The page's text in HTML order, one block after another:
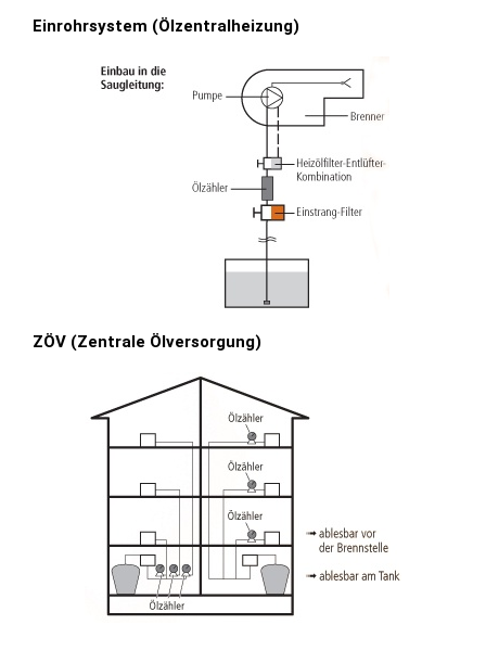
Einrohrsystem (Ölzentralheizung)
ZÖV (Zentrale Ölversorgung)